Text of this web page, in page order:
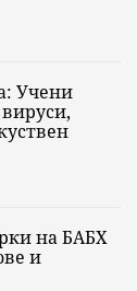
Учени
на БАБХ
и